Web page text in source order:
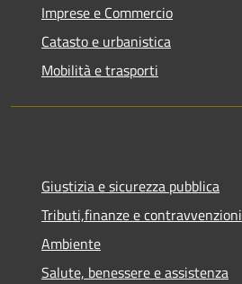
Imprese e Commercio
Catasto e urbanistica
Mobilità e trasporti
Giustizia e sicurezza pubblica
Tributi,finanze e contravvenzioni
Ambiente
Salute, benessere e assistenza